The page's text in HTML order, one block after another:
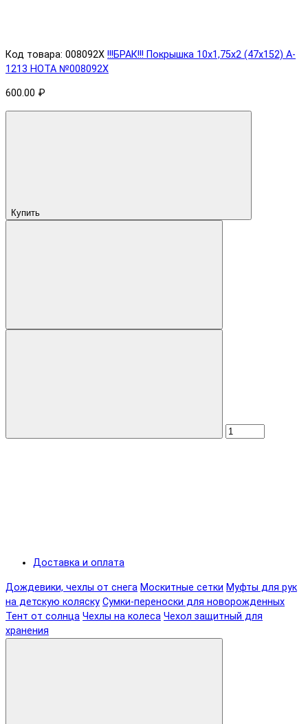
Код товара: 008092X !!!БРАК!!! Покрышка 10х1,75х2 (47x152) A-
1213 HOTA №008092X
600.00 ₽
Купить
Доставка и оплата
Дождевики, чехлы от снега Москитные сетки Муфты для рук
на детскую коляску Сумки-переноски для новорожденных
Тент от солнца Чехлы на колеса Чехол защитный для
хранения